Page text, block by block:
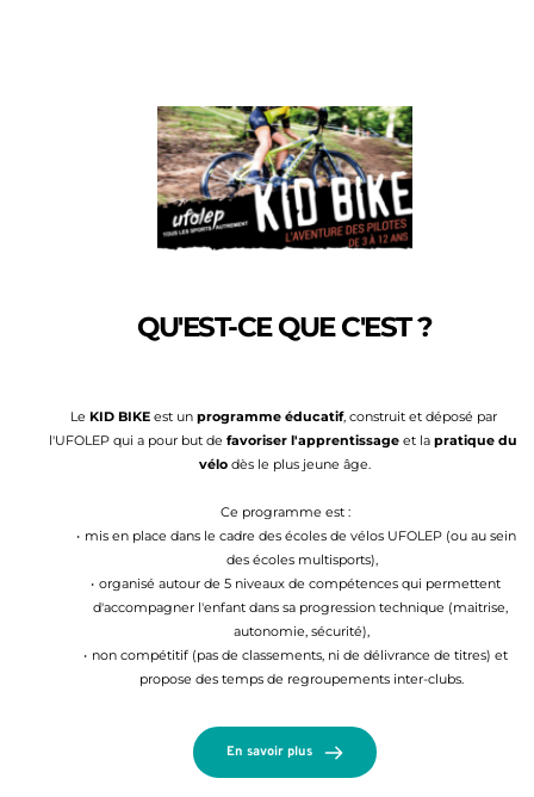
QU'EST-CE QUE C'EST ?
Le KID BIKE est un programme éducatif, construit et déposé par
l'UFOLEP qui a pour but de favoriser l'apprentissage et la pratique du
vélo dès le plus jeune âge.
Ce programme est :
mis en place dans le cadre des écoles de vélos UFOLEP (ou au sein
des écoles multisports),
organisé autour de 5 niveaux de compétences qui permettent
d'accompagner l'enfant dans sa progression technique (maitrise,
autonomie, sécurité),
non compétitif (pas de classements, ni de délivrance de titres) et
propose des temps de regroupements inter-clubs.
En savoir plus